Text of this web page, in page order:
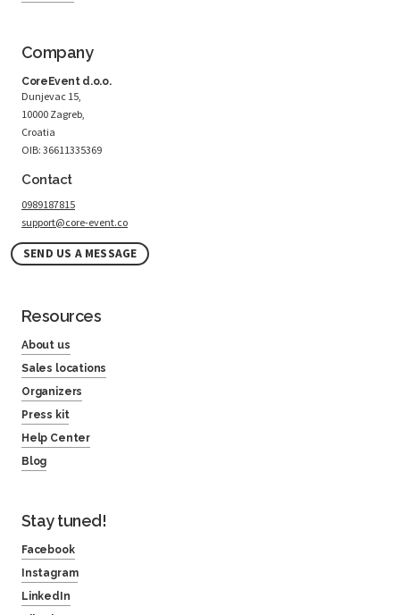
Company
CoreEvent d.o.o.
Dunjevac 15,
10000 Zagreb,
Croatia
OIB: 36611335369
Contact
0989187815
support@core-event.co
SEND US A MESSAGE
Resources
About us
Sales locations
Organizers
Press kit
Help Center
Blog
Stay tuned!
Facebook
Instagram
LinkedIn